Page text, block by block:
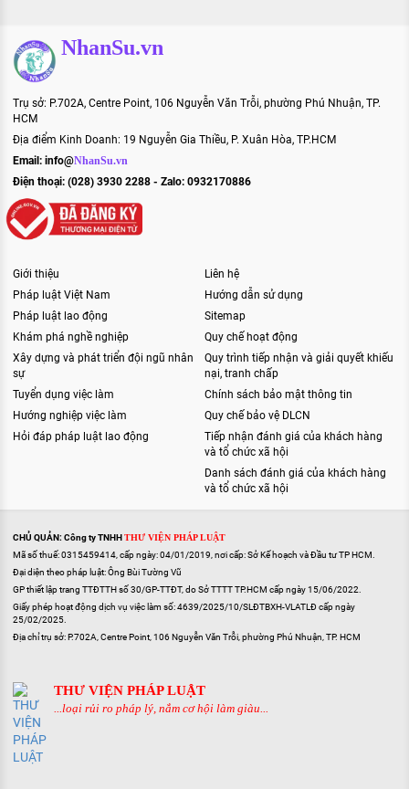
NhanSu.vn
Trụ sở: P.702A, Centre Point, 106 Nguyễn Văn Trỗi, phường Phú Nhuận, TP.
HCM
Địa điểm Kinh Doanh: 19 Nguyễn Gia Thiều, P. Xuân Hòa, TP.HCM
Email: info@NhanSu.vn
Điện thoại: (028) 3930 2288 - Zalo: 0932170886
Giới thiệu
Pháp luật Việt Nam
Pháp luật lao động
Khám phá nghề nghiệp
Xây dựng và phát triển đội ngũ nhân
sự
Tuyển dụng việc làm
Hướng nghiệp việc làm
Hỏi đáp pháp luật lao động
Liên hệ
Hướng dẫn sử dụng
Sitemap
Quy chế hoạt động
Quy trình tiếp nhận và giải quyết khiếu
nại, tranh chấp
Chính sách bảo mật thông tin
Quy chế bảo vệ DLCN
Tiếp nhận đánh giá của khách hàng
và tổ chức xã hội
Danh sách đánh giá của khách hàng
và tổ chức xã hội
CHỦ QUẢN: Công ty TNHH THƯ VIỆN PHÁP LUẬT
Mã số thuế: 0315459414, cấp ngày: 04/01/2019, nơi cấp: Sở Kế hoạch và Đầu tư TP HCM.
Đại diện theo pháp luật: Ông Bùi Tường Vũ
GP thiết lập trang TTĐTTH số 30/GP-TTĐT, do Sở TTTT TP.HCM cấp ngày 15/06/2022.
Giấy phép hoạt động dịch vụ việc làm số: 4639/2025/10/SLĐTBXH-VLATLĐ cấp ngày
25/02/2025.
Địa chỉ trụ sở: P.702A, Centre Point, 106 Nguyễn Văn Trỗi, phường Phú Nhuận, TP. HCM
THƯ VIỆN PHÁP LUẬT
...loại rủi ro pháp lý, nắm cơ hội làm giàu...